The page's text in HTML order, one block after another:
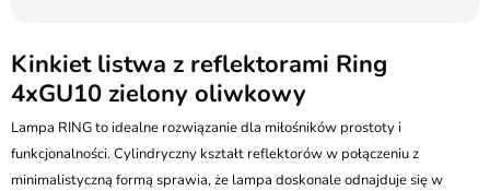
(od 1000 zł dla gabarytów, nie dotyczy produktów 3m)
Pobranie:
Poczta Polska Kurier 48H - 16 zł
Kurier GLS - 20 zł
Przesyłka Gabarytowa - 35 zł
Batalionów Chłopskich 12, 94-058 Łódź
506 336 320
kontakt@ledstyl.pl
Kinkiet listwa z reflektorami Ring
4xGU10 zielony oliwkowy
Lampa RING to idealne rozwiązanie dla miłośników prostoty i
funkcjonalności. Cylindryczny kształt reflektorów w połączeniu z
minimalistyczną formą sprawia, że lampa doskonale odnajduje się w